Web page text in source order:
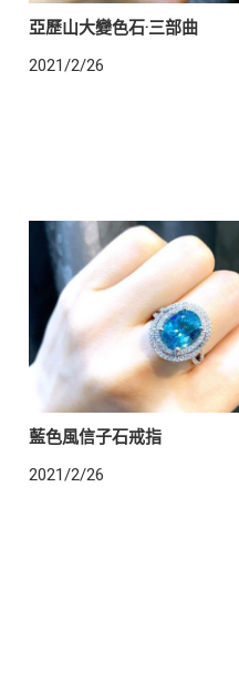
亞歷山大變色石·三部曲
2021/2/26
藍色風信子石戒指
2021/2/26